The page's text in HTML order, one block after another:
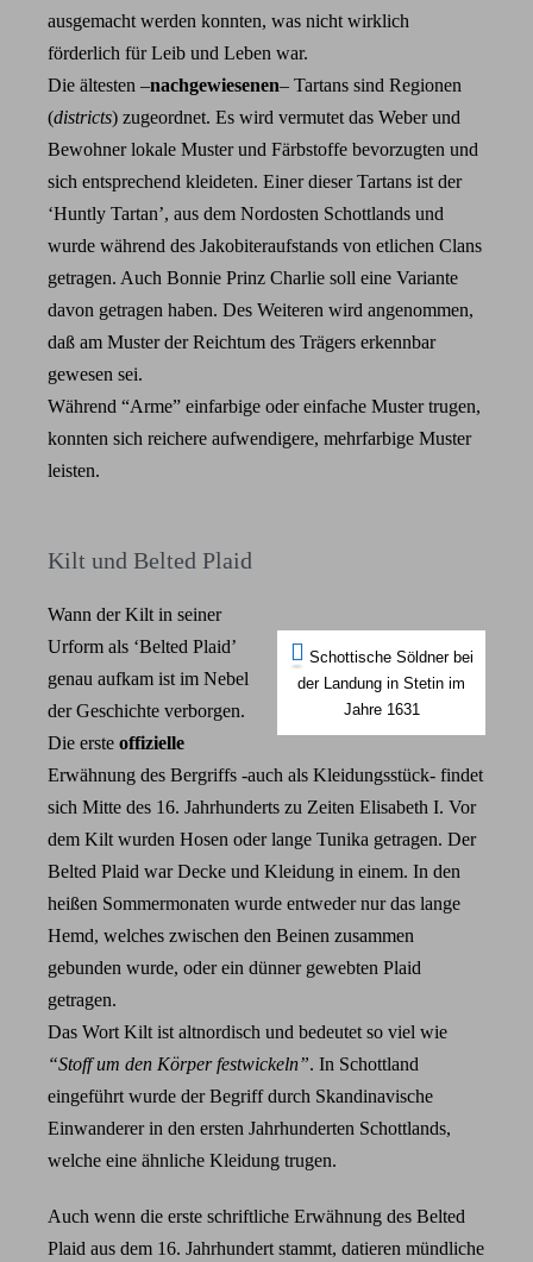
ausgemacht werden konnten, was nicht wirklich
förderlich für Leib und Leben war.
Die ältesten –nachgewiesenen– Tartans sind Regionen
(districts) zugeordnet. Es wird vermutet das Weber und
Bewohner lokale Muster und Färbstoffe bevorzugten und
sich entsprechend kleideten. Einer dieser Tartans ist der
‘Huntly Tartan’, aus dem Nordosten Schottlands und
wurde während des Jakobiteraufstands von etlichen Clans
getragen. Auch Bonnie Prinz Charlie soll eine Variante
davon getragen haben. Des Weiteren wird angenommen,
daß am Muster der Reichtum des Trägers erkennbar
gewesen sei.
Während “Arme” einfarbige oder einfache Muster trugen,
konnten sich reichere aufwendigere, mehrfarbige Muster
leisten.
Kilt und Belted Plaid
Schottische Söldner bei
der Landung in Stetin im
Jahre 1631
Wann der Kilt in seiner
Urform als ‘Belted Plaid’
genau aufkam ist im Nebel
der Geschichte verborgen.
Die erste offizielle
Erwähnung des Bergriffs -auch als Kleidungsstück- findet
sich Mitte des 16. Jahrhunderts zu Zeiten Elisabeth I. Vor
dem Kilt wurden Hosen oder lange Tunika getragen. Der
Belted Plaid war Decke und Kleidung in einem. In den
heißen Sommermonaten wurde entweder nur das lange
Hemd, welches zwischen den Beinen zusammen
gebunden wurde, oder ein dünner gewebten Plaid
getragen.
Das Wort Kilt ist altnordisch und bedeutet so viel wie
“Stoff um den Körper festwickeln”. In Schottland
eingeführt wurde der Begriff durch Skandinavische
Einwanderer in den ersten Jahrhunderten Schottlands,
welche eine ähnliche Kleidung trugen.
Auch wenn die erste schriftliche Erwähnung des Belted
Plaid aus dem 16. Jahrhundert stammt, datieren mündliche